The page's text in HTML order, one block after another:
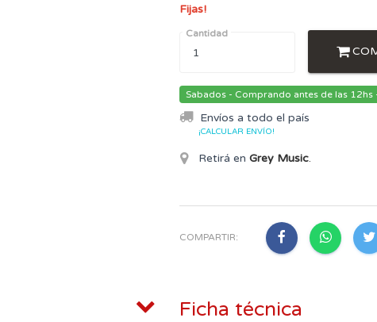
Fijas!
Cantidad
Sabados - Comprando antes de las 12hs
Envíos a todo el país
¡CALCULAR ENVÍO!
Retirá en Grey Music.
COMPARTIR:
Ficha técnica